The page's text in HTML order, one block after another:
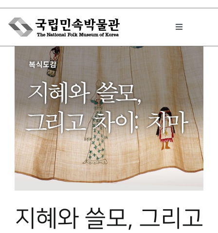
Skip
content
Toggle
박물관에서는
민속이야기
민속 인사이드
박물관 홈페이지
지혜와 쓸모, 그리고